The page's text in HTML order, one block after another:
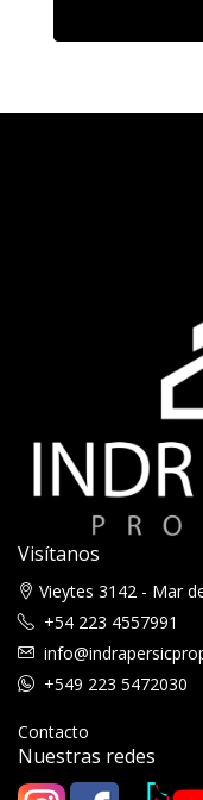
Visítanos
Vieytes 3142 - Mar
+54 223 4557991
+549 223 5472030
Contacto
Nuestras redes